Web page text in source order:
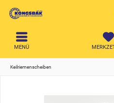
MENÜ
Keilriemenscheiben